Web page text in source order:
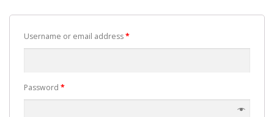
Username or email address*
Password *